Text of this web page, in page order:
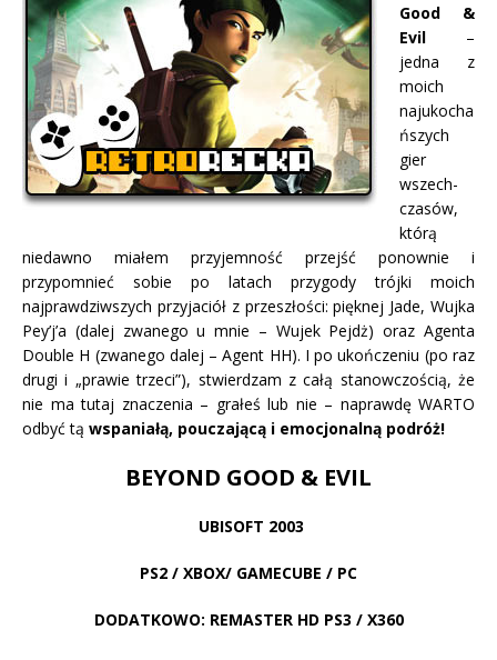
Good &
Evil –
jedna z
moich
najukocha
ńszych
gier
wszech-
czasów,
którą
niedawno miałem przyjemność przejść ponownie i
przypomnieć sobie po latach przygody trójki moich
najprawdziwszych przyjaciół z przeszłości: pięknej Jade, Wujka
Pey’j’a (dalej zwanego u mnie – Wujek Pejdż) oraz Agenta
Double H (zwanego dalej – Agent HH). I po ukończeniu (po raz
drugi i „prawie trzeci”), stwierdzam z całą stanowczością, że
nie ma tutaj znaczenia – grałeś lub nie – naprawdę WARTO
odbyć tą wspaniałą, pouczającą i emocjonalną podróż!
BEYOND GOOD & EVIL
UBISOFT 2003
PS2 / XBOX/ GAMECUBE / PC
DODATKOWO: REMASTER HD PS3 / X360